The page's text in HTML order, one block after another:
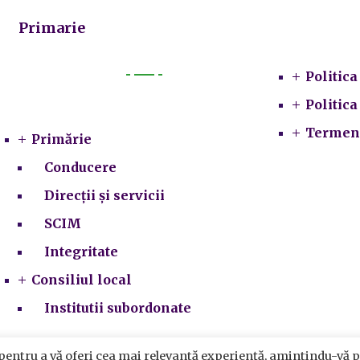
Primarie
Primărie
Conducere
Direcții și servicii
SCIM
Integritate
Consiliul local
Institutii subordonate
a vă oferi cea mai relevantă experiență, amintindu-vă